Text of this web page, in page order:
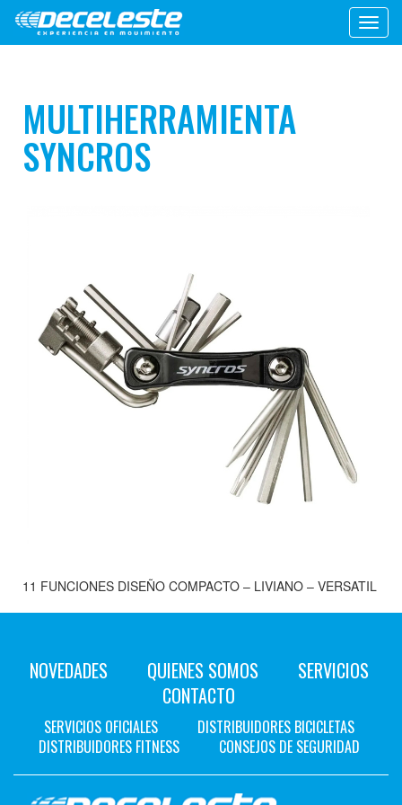
MULTIHERRAMIENTA
SYNCROS
11 FUNCIONES DISEÑO COMPACTO – LIVIANO – VERSATIL
NOVEDADES QUIENES SOMOS
SERVICIOS
CONTACTO
SERVICIOS OFICIALES
DISTRIBUIDORES BICICLETAS
DISTRIBUIDORES FITNESS
CONSEJOS DE SEGURIDAD